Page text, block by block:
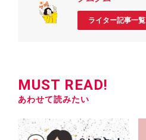
ライター記事一覧
MUST READ!
あわせて読みたい